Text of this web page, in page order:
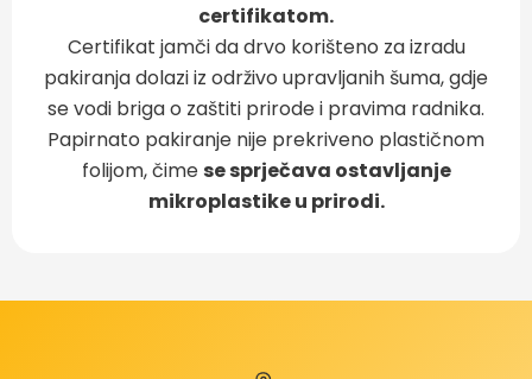
certifikatom.
Certifikat jamči da drvo korišteno za izradu
pakiranja dolazi iz održivo upravljanih šuma, gdje
se vodi briga o zaštiti prirode i pravima radnika.
Papirnato pakiranje nije prekriveno plastičnom
folijom, čime se sprječava ostavljanje
mikroplastike u prirodi.